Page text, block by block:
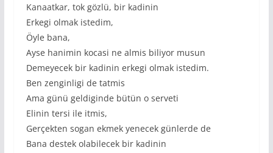
Kanaatkar, tok gözlü, bir kadinin
Erkegi olmak istedim,
Öyle bana,
Ayse hanimin kocasi ne almis biliyor musun
Demeyecek bir kadinin erkegi olmak istedim.
Ben zenginligi de tatmis
Ama günü geldiginde bütün o serveti
Elinin tersi ile itmis,
Gerçekten sogan ekmek yenecek günlerde de
Bana destek olabilecek bir kadinin